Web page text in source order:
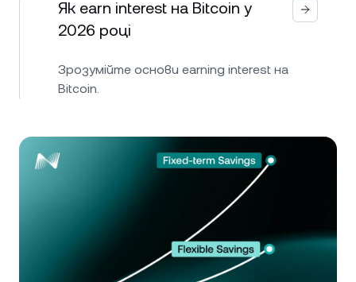
Як earn interest на Bitcoin у
2026 році
Зрозумійте основи earning interest на
Bitcoin.